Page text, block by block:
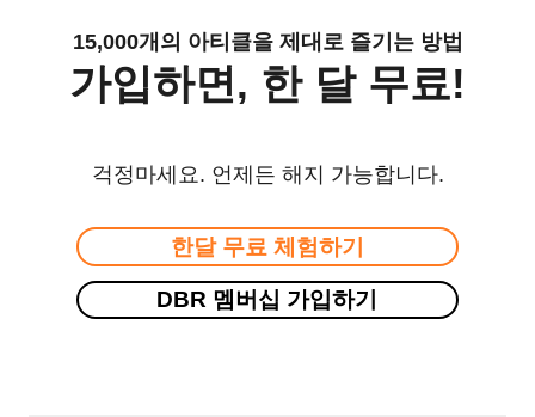
15,000개의 아티클을 제대로 즐기는 방법
가입하면, 한 달 무료!
걱정마세요. 언제든 해지 가능합니다.
한달 무료 체험하기
DBR 멤버십 가입하기